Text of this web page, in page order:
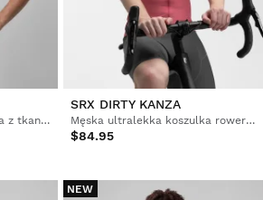
Męska koszulka rowerowa z tkaniny siatkowej z krótkim rękawem
SRX DIRTY KANZA
Męska ultralekka koszulka rowerowa
$84.95
NEW